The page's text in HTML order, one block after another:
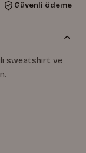
Güvenli ödeme
sweatshirt ve